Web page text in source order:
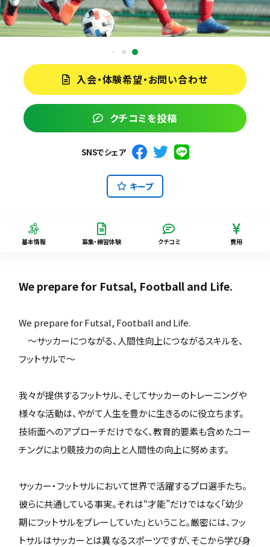
入会・体験希望・お問い合わせ
クチコミを投稿
SNSでシェア
キープ
基本情報 募集・練習体験 クチコミ 費用
We prepare for Futsal, Football and Life.
We prepare for Futsal, Football and Life.
～サッカーにつながる、人間性向上につながるスキルを、
フットサルで～
我々が提供するフットサル、そしてサッカーのトレーニングや
様々な活動は、やがて人生を豊かに生きるのに役立ちます。
技術面へのアプローチだけでなく、教育的要素も含めたコー
チングにより競技力の向上と人間性の向上に努めます。
サッカー・フットサルにおいて世界で活躍するプロ選手たち。
彼らに共通している事実。それは“才能”だけではなく「幼少
期にフットサルをプレーしていた」ということ。厳密には、フッ
トサルはサッカーとは異なるスポーツですが、そこから学び身